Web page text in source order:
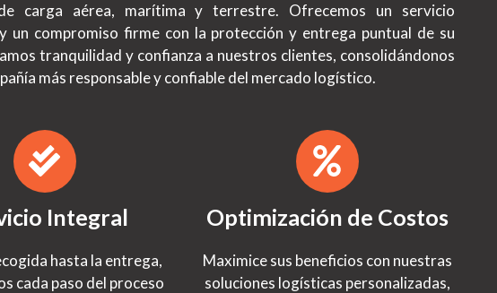
carga aérea, marítima y terrestre. Ofrecemos un servicio
un compromiso firme con la protección y entrega puntual de su
tranquilidad y confianza a nuestros clientes, consolidándonos
más responsable y confiable del mercado logístico.
Integral
hasta la entrega,
cada paso del proceso
Optimización de Costos
Maximice sus beneficios con nuestras
soluciones logísticas personalizadas,